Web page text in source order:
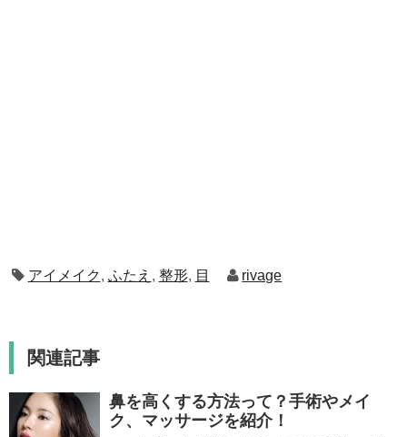
アイメイク , ふたえ , 整形, 目 rivage
関連記事
鼻を高くする方法って？手術やメイ
ク、マッサージを紹介！